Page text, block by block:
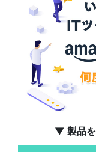
▼ 製品